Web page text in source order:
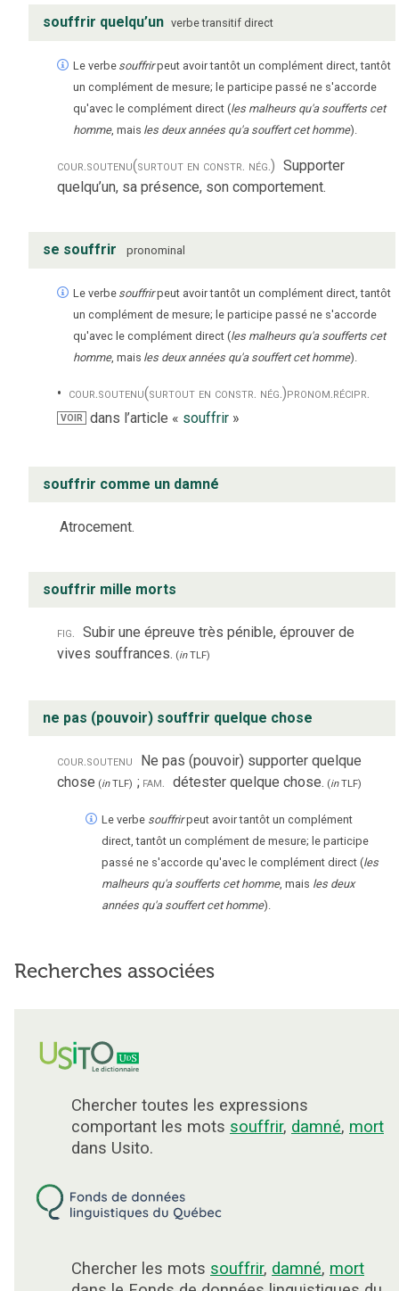
souffrir quelqu’un verbe transitif direct
Le verbe souffrirpeut avoir tantôt un complément direct, tantôt
un complément de mesure; le participe passé ne s'accorde
qu'avec le complément direct (les malheurs qu'a soufferts cet
homme, mais les deux années qu'a souffert cet homme).
cour. soutenu(surtout en constr. nég.) Supporter
quelqu’un, sa présence, son comportement.
se souffrir pronominal
Le verbe souffrirpeut avoir tantôt un complément direct, tantôt
un complément de mesure; le participe passé ne s'accorde
qu'avec le complément direct (les malheurs qu'a soufferts cet
homme, mais les deux années qu'a souffert cet homme).
cour. soutenu(surtout en constr. nég.)pronom. récipr.
VOIR dans l’article « souffrir »
souffrir comme un damné
Atrocement.
souffrir mille morts
fig.
Subir une épreuve très pénible, éprouver de
vives souffrances. (inTLF)
ne pas (pouvoir) souffrir quelque chose
cour. soutenu Ne pas (pouvoir) supporter quelque
chose (inTLF) ; fam. détester quelque chose. (inTLF)
Le verbe souffrir peut avoir tantôt un complément
direct, tantôt un complément de mesure; le participe
passé ne s'accorde qu'avec le complément direct (les
malheurs qu'a soufferts cet homme, mais les deux
années qu'a souffert cet homme).
Recherches associées
Chercher toutes les expressions
comportant les mots souffrir, damné, mort
dans Usito.
Chercher les mots souffrir, damné, mort